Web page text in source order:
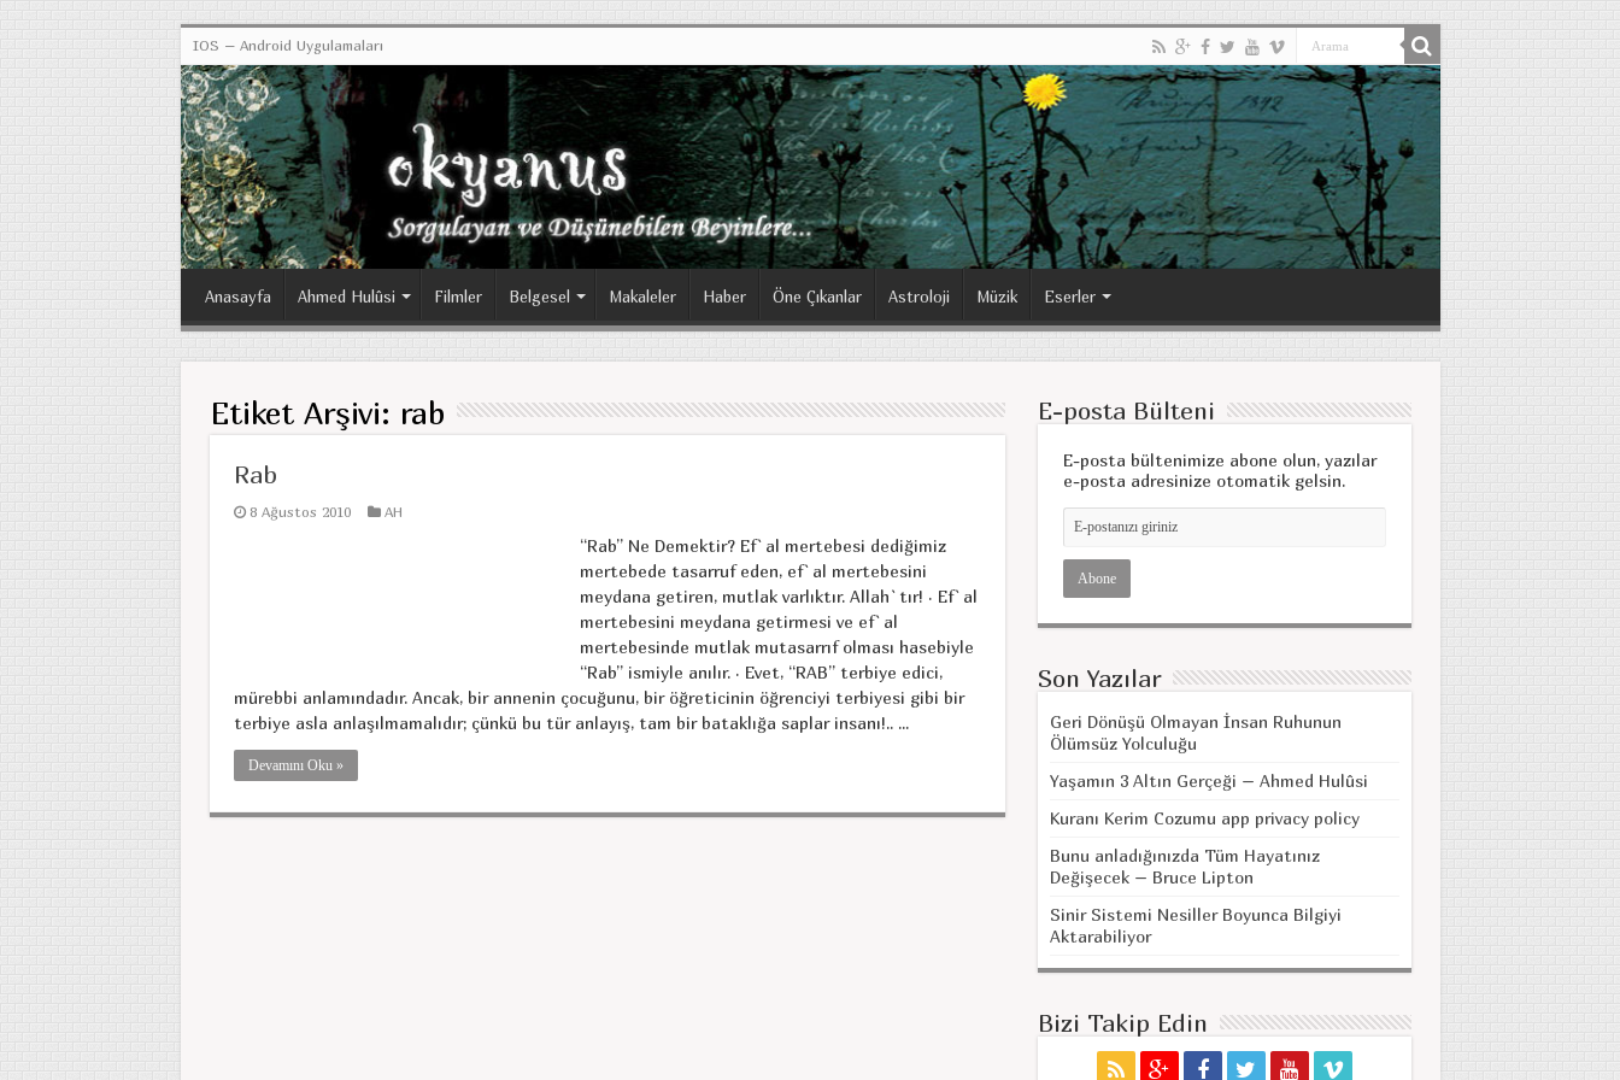
IOS – Android Uygulamaları
Anasayfa Ahmed Hulûsi Filmler Belgesel Makaleler Haber Öne Çıkanlar Astroloji Müzik Eserler
Etiket Arşivi: rab
Rab
8 Ağustos 2010 AH
“Rab” Ne Demektir? Ef`al mertebesi dediğimiz
mertebede tasarruf eden, ef`al mertebesini
meydana getiren, mutlak varlıktır. Allah`tır! · Ef`al
mertebesini meydana getirmesi ve ef`al
mertebesinde mutlak mutasarrıf olması hasebiyle
“Rab” ismiyle anılır. · Evet, “RAB” terbiye edici,
mürebbi anlamındadır. Ancak, bir annenin çocuğunu, bir öğreticinin öğrenciyi terbiyesi gibi bir
terbiye asla anlaşılmamalıdır; çünkü bu tür anlayış, tam bir bataklığa saplar insanı!.. ...
Devamını Oku »
E-posta Bülteni
E-posta bültenimize abone olun, yazılar
e-posta adresinize otomatik gelsin.
Son Yazılar
Geri Dönüşü Olmayan İnsan Ruhunun
Ölümsüz Yolculuğu
Yaşamın 3 Altın Gerçeği – Ahmed Hulûsi
Kuranı Kerim Cozumu app privacy policy
Bunu anladığınızda Tüm Hayatınız
Değişecek – Bruce Lipton
Sinir Sistemi Nesiller Boyunca Bilgiyi
Aktarabiliyor
Bizi Takip Edin